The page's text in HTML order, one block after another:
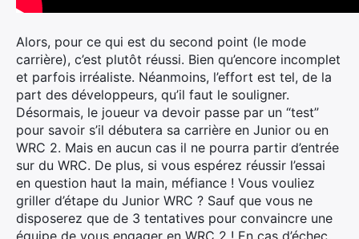
Alors, pour ce qui est du second point (le mode
carrière), c’est plutôt réussi. Bien qu’encore incomplet
et parfois irréaliste. Néanmoins, l’effort est tel, de la
part des développeurs, qu’il faut le souligner.
Désormais, le joueur va devoir passe par un “test”
pour savoir s’il débutera sa carrière en Junior ou en
WRC 2. Mais en aucun cas il ne pourra partir d’entrée
sur du WRC. De plus, si vous espérez réussir l’essai
en question haut la main, méfiance ! Vous vouliez
griller d’étape du Junior WRC ? Sauf que vous ne
disposerez que de 3 tentatives pour convaincre une
équipe de vous engager en WRC 2 ! En cas d’échec,